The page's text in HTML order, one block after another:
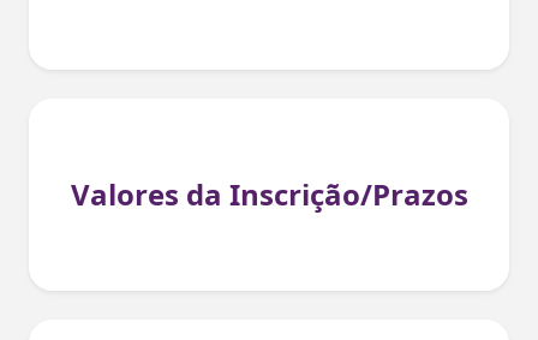
Valores da Inscrição/Prazos